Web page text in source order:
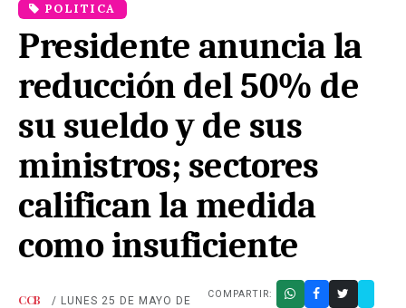
POLITICA
Presidente anuncia la
reducción del 50% de
su sueldo y de sus
ministros; sectores
califican la medida
como insuficiente
CCB
/ LUNES 25 DE MAYO DE
COMPARTIR: